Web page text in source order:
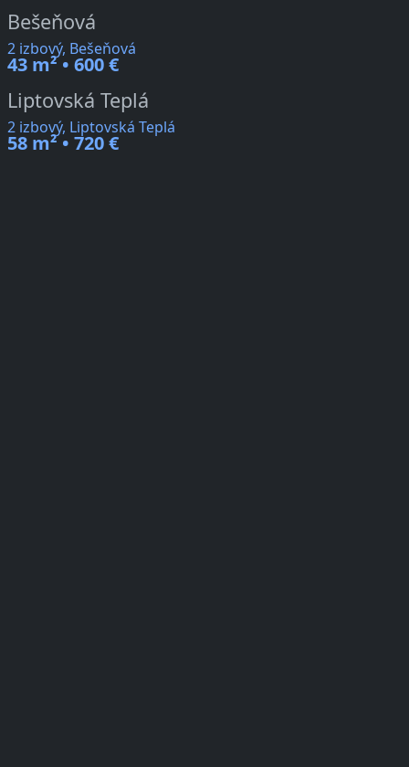
Bešeňová
2 izbový, Bešeňová
43 m² • 600 €
Liptovská Teplá
2 izbový, Liptovská Teplá
58 m² • 720 €